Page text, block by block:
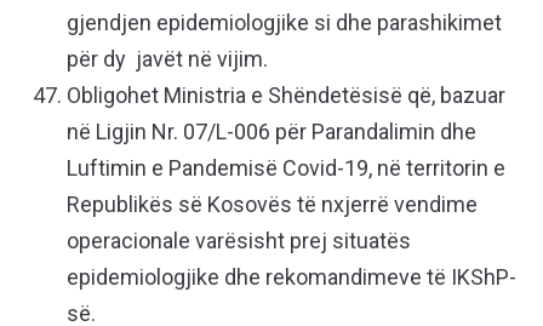
gjendjen epidemiologjike si dhe parashikimet
për dy javët në vijim.
Obligohet Ministria e Shëndetësisë që, bazuar
në Ligjin Nr. 07/L-006 për Parandalimin dhe
Luftimin e Pandemisë Covid-19, në territorin e
Republikës së Kosovës të nxjerrë vendime
operacionale varësisht prej situatës
epidemiologjike dhe rekomandimeve të IKShP-
së.